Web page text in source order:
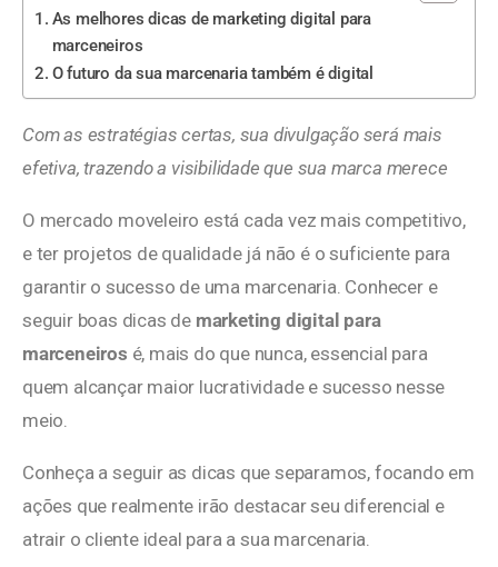
As melhores dicas de marketing digital para
marceneiros
O futuro da sua marcenaria também é digital
Com as estratégias certas, sua divulgação será mais
efetiva, trazendo a visibilidade que sua marca merece
O mercado moveleiro está cada vez mais competitivo,
e ter projetos de qualidade já não é o suficiente para
garantir o sucesso de uma marcenaria. Conhecer e
seguir boas dicas de marketing digital para
marceneiros é, mais do que nunca, essencial para
quem alcançar maior lucratividade e sucesso nesse
meio.
Conheça a seguir as dicas que separamos, focando em
ações que realmente irão destacar seu diferencial e
atrair o cliente ideal para a sua marcenaria.